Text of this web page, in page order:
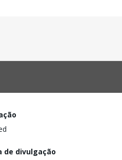
de divulgação